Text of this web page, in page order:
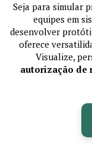
Seja para simular
equipes em
desenvolver
oferece
Visualize,
autorização de